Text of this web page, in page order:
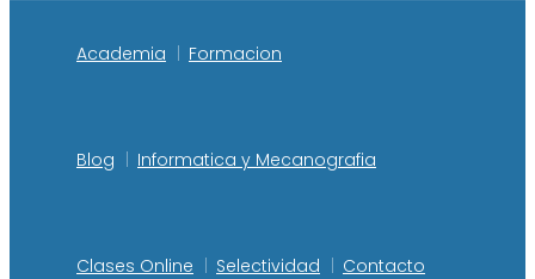
Academia Formacion
Blog Informatica y Mecanografia
Clases Online Selectividad Contacto